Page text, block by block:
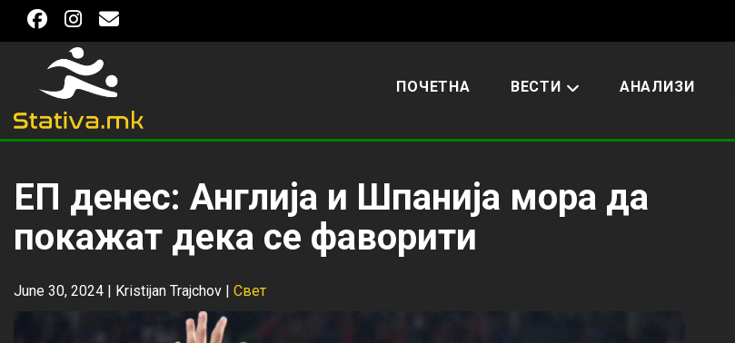
ПОЧЕТНА ВЕСТИ АНАЛИЗИ
ЕП денес: Англија и Шпанија мора да
покажат дека се фаворити
June 30, 2024 | Kristijan Trajchov | Свет